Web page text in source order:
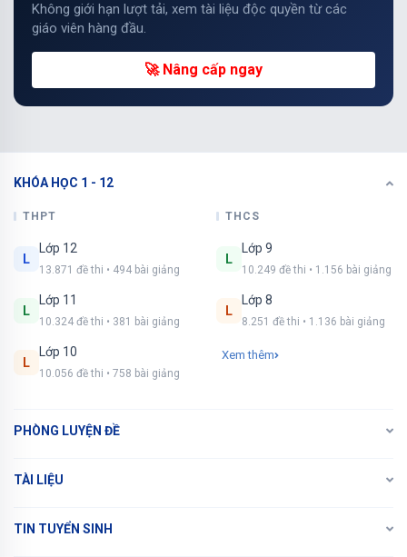
Không giới hạn lượt tải, xem tài liệu độc quyền từ các
giáo viên hàng đầu.
🚀 Nâng cấp ngay
KHÓA HỌC 1 - 12
THPT
L
Lớp 12
13.871 đề thi • 494 bài giảng
L
Lớp 11
10.324 đề thi • 381 bài giảng
L
Lớp 10
10.056 đề thi • 758 bài giảng
THCS
L
Lớp 9
10.249 đề thi • 1.156 bài giảng
L
Lớp 8
8.251 đề thi • 1.136 bài giảng
Xem thêm
PHÒNG LUYỆN ĐỀ
TÀI LIỆU
TIN TUYỂN SINH